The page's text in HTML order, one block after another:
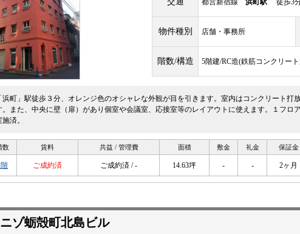
都営新宿線 浜町駅 徒歩3
物件種別 店舗・事務所
階数/構造 5階建/RC造(鉄筋コンクリー
浜町」駅徒歩３分、オレンジ色のオシャレな外観が目を引きます。室内はコンクリート打
。また、中央に壁（扉）があり個室や会議室、応接室等のレイアウトに使えます。１フロ
施済。
数 賃料 共益 / 管理費 面積 敷金 礼金 保証金
ご成約済 ご成約済 / - 14.63坪 - - 2ヶ月
ゾ蛎殻町北島ビル